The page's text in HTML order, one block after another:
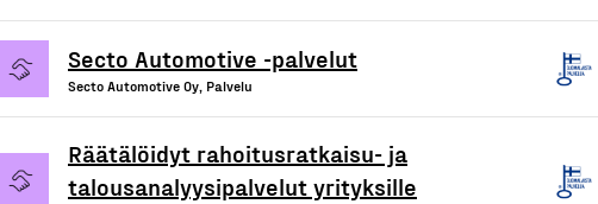
Secto Automotive -palvelut
Secto Automotive Oy, Palvelu
Räätälöidyt rahoitusratkaisu- ja
talousanalyysipalvelut yrityksille